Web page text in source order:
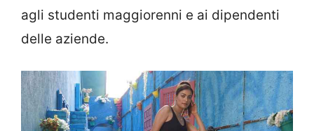
agli studenti maggiorenni e ai dipendenti
delle aziende.